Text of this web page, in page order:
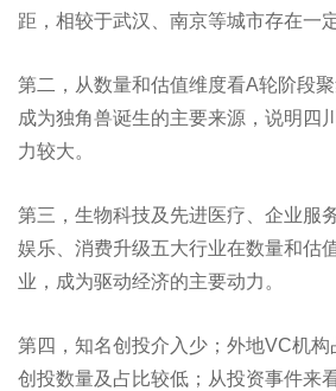
距，相较于武汉、南京等城市存在一
第二，从数量和估值维度看A轮阶段
成为独角兽诞生的主要来源，说明四
力较大。
第三，生物科技及先进医疗、企业服
娱乐、消费升级五大行业在数量和估
业，成为驱动经济的主要动力。
第四，知名创投介入少；外地VC机
创投数量及占比较低；从投资事件来